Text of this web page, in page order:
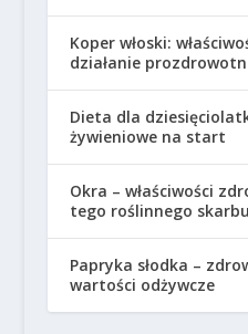
Koper włoski:
działanie
Dieta dla
żywieniowe na start
Okra – właściwości
tego roślinnego skarbu
Papryka słodka –
wartości odżywcze